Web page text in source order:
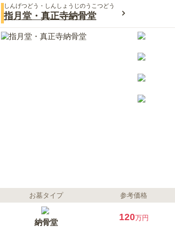
しんげつどう・しんしょうじのうこつどう
指月堂・真正寺納骨堂
お墓タイプ 参考価格
納骨堂
120万円